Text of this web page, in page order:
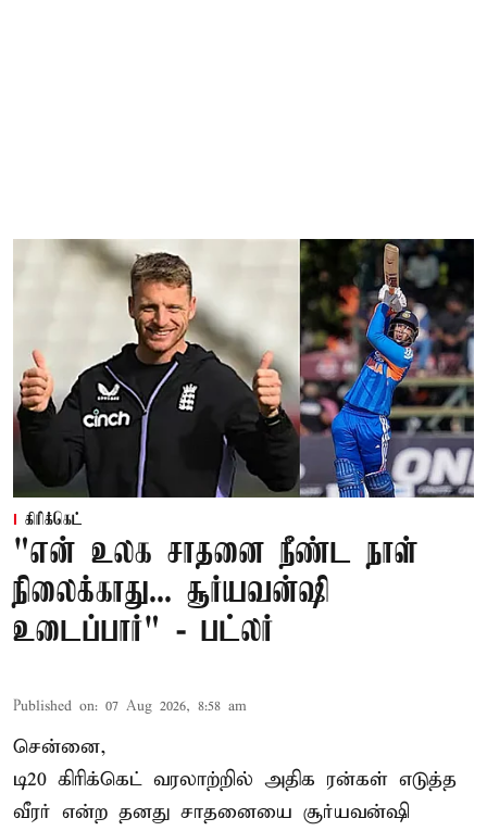
கிரிக்கெட்
"என் உலக சாதனை நீண்ட நாள்
நிலைக்காது... சூர்யவன்ஷி
உடைப்பார்" - பட்லர்
Published on: 07 Aug 2026, 8:58 am
சென்னை,
டி20 கிரிக்கெட் வரலாற்றில் அதிக ரன்கள் எடுத்த
வீரர் என்ற தனது சாதனையை சூர்யவன்ஷி